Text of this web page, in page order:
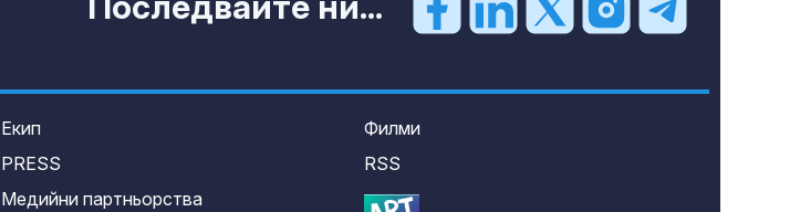
Екип
PRESS
Медийни партньорства
Филми
RSS